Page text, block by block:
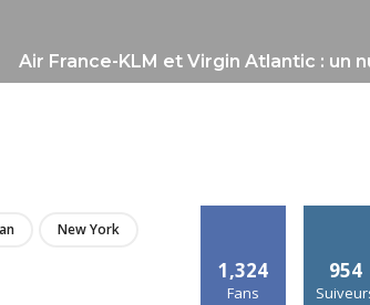
Air France-KLM et Virgin Atlantic : un
New York
1,324
Fans
954